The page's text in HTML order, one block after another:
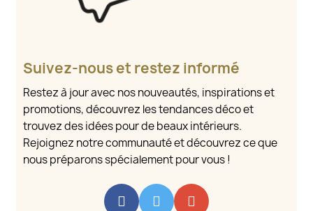
Suivez-nous et restez informé
Restez à jour avec nos nouveautés, inspirations et
promotions, découvrez les tendances déco et
trouvez des idées pour de beaux intérieurs.
Rejoignez notre communauté et découvrez ce que
nous préparons spécialement pour vous !